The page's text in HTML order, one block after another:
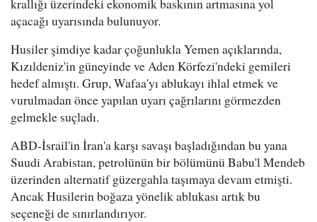
krallığı üzerindeki ekonomik baskının artmasına yol
açacağı uyarısında bulunuyor.
Husiler şimdiye kadar çoğunlukla Yemen açıklarında,
Kızıldeniz'in güneyinde ve Aden Körfezi'ndeki gemileri
hedef almıştı. Grup, Wafaa'yı ablukayı ihlal etmek ve
vurulmadan önce yapılan uyarı çağrılarını görmezden
gelmekle suçladı.
ABD-İsrail'in İran'a karşı savaşı başladığından bu yana
Suudi Arabistan, petrolünün bir bölümünü Babu'l Mendeb
üzerinden alternatif güzergahla taşımaya devam etmişti.
Ancak Husilerin boğaza yönelik ablukası artık bu
seçeneği de sınırlandırıyor.